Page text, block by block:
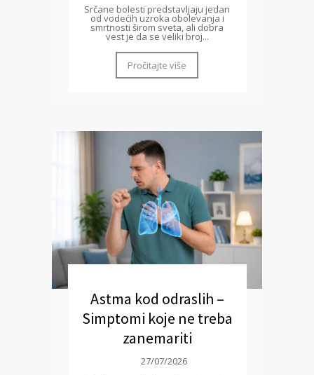
Srčane bolesti predstavljaju jedan
od vodećih uzroka obolevanja i
smrtnosti širom sveta, ali dobra
vest je da se veliki broj...
Pročitajte više
Astma kod odraslih –
Simptomi koje ne treba
zanemariti
27/07/2026